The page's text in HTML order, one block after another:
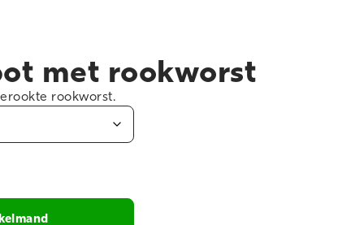
met rookworst
rookworst.